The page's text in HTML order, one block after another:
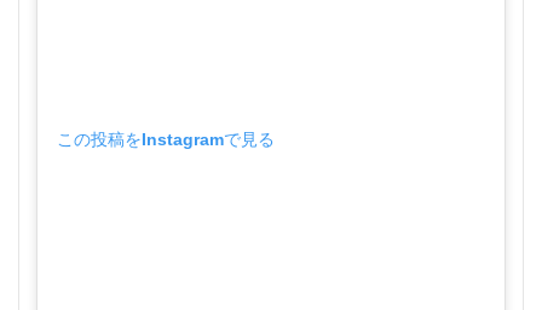
この投稿をInstagramで見る